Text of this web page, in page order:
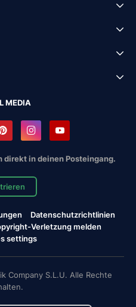
MEDIA
direkt in deinen Posteingang.
Datenschutzrichtlinien
Verletzung melden
settings
Company S.L.U. Alle Rechte